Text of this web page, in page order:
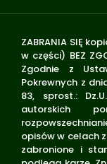
ZABRANIA SIĘ
w części) BEZ
Zgodnie z
Pokrewnych z
83, sprost.:
autorskich
opisów w celach
zabronione i